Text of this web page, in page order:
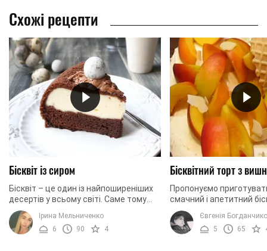
Схожі рецепти
Бісквіт із сиром
Бісквіт – це один із найпоширеніших
десертів у всьому світі. Саме тому
практично жодне свято не
обходиться без бісквітного десерту.
Адже приготувати ...
Ірина Мельниченко
6
90 4
Бісквітний торт з
Пропонуємо
смачний і апетитний
вишнею, яким ви легко
здивувати своїх
який час ...
Євгенія
5
65